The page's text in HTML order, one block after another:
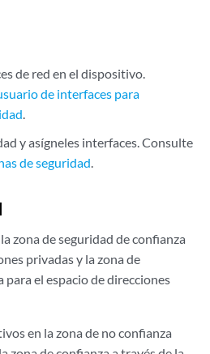
de red en el dispositivo.
de interfaces para
.
y asígneles interfaces. Consulte
de seguridad.
zona de seguridad de confianza
privadas y la zona de
el espacio de direcciones
en la zona de no confianza